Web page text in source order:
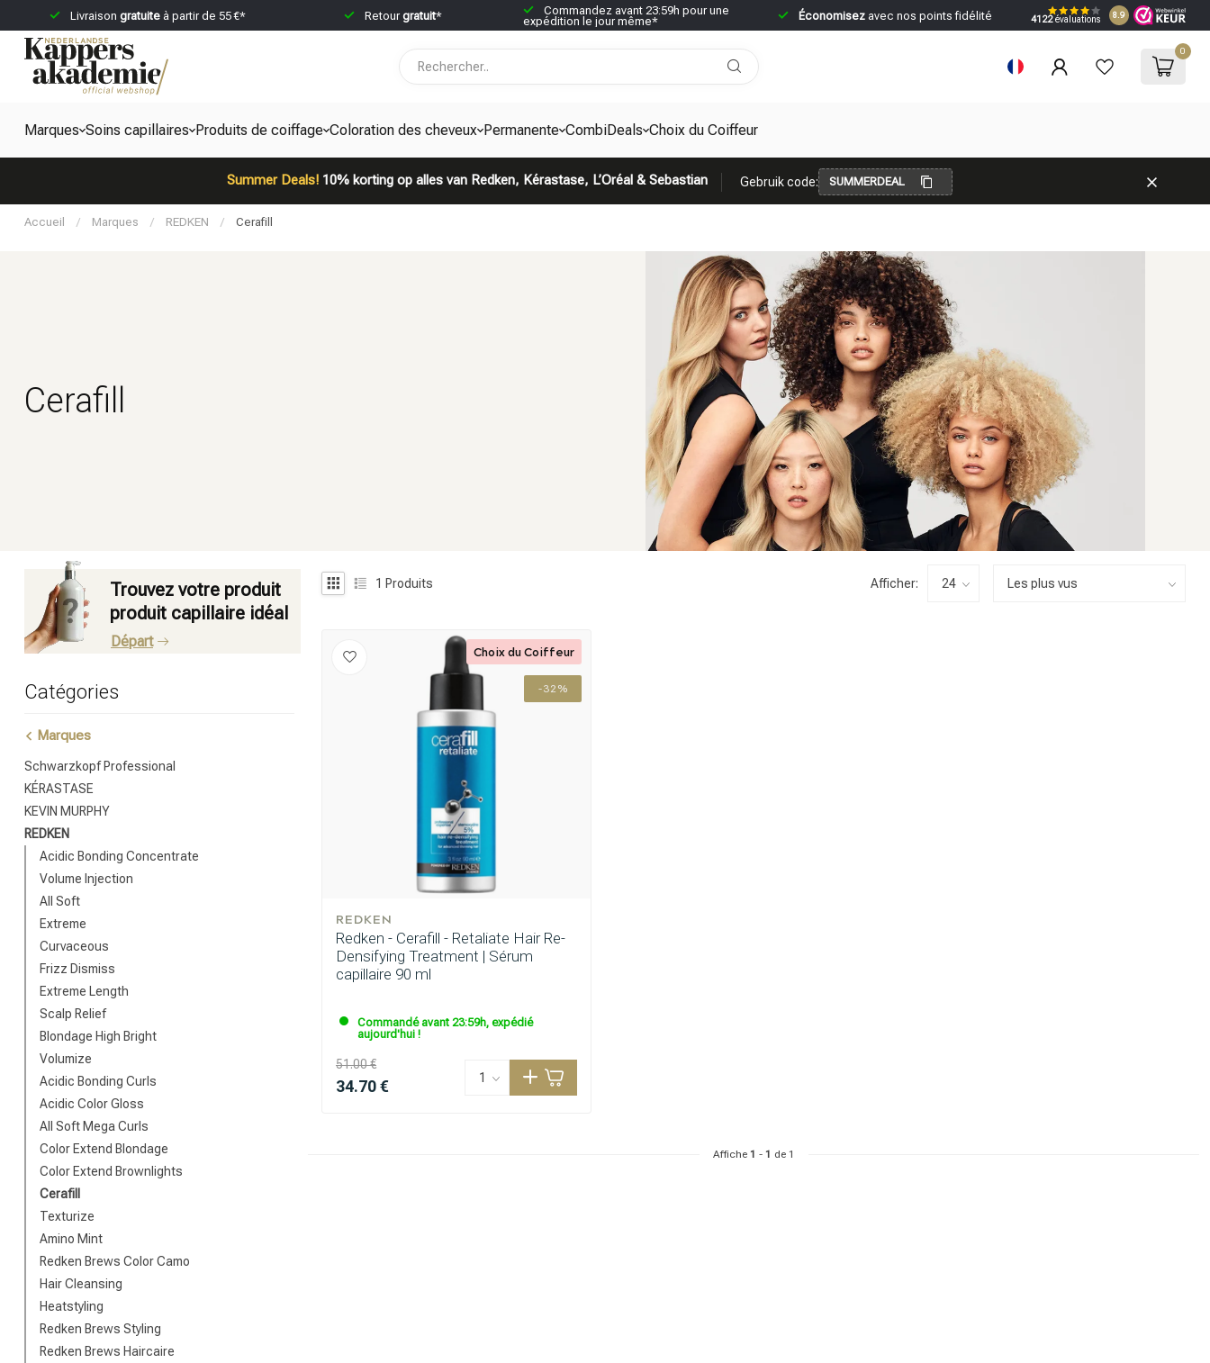
Livraison gratuiteà partir de 55 €* Retourgratuit*
Commandez avant 23:59h pour une
expédition le jour même*
Économisezavec nos points fidélité 4122évaluations 8.9
0
Marques Soins capillaires Produits de coiffage Coloration des cheveux Permanente CombiDeals Choix du Coiffeur
Summer Deals!10% korting op alles van Redken, Kérastase, L’Oréal & Sebastian Gebruik code: SUMMERDEAL
Quelle catégorie recherchez-vous?
Accueil / Marques / REDKEN / Cerafill
Cerafill
Trouvez votre produit
produit capillaire idéal
Départ
Catégories
Marques
Schwarzkopf Professional
KÉRASTASE
KEVIN MURPHY
REDKEN
Acidic Bonding Concentrate
Volume Injection
All Soft
Extreme
Curvaceous
Frizz Dismiss
Extreme Length
Scalp Relief
Blondage High Bright
Volumize
Acidic Bonding Curls
Acidic Color Gloss
All Soft Mega Curls
Color Extend Blondage
Color Extend Brownlights
Cerafill
Texturize
Amino Mint
Redken Brews Color Camo
Hair Cleansing
Heatstyling
Redken Brews Styling
Redken Brews Haircaire
1 Produits Afficher:
-32%
REDKEN
Redken - Cerafill - Retaliate Hair Re-
Densifying Treatment | Sérum
capillaire 90 ml
Commandé avant 23:59h, expédié
aujourd'hui !
51.00 €
34.70 €
Choix du Coiffeur
Affiche 1 - 1 de 1